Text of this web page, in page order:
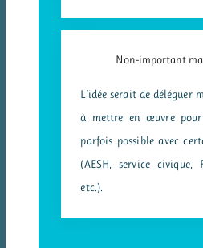
Non-important
L’idée serait de déléguer
à mettre en œuvre pour
parfois possible avec
(AESH, service civique,
etc.).